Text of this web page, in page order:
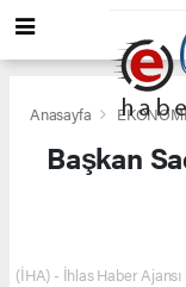
Anasayfa EKONOMİ
Başkan
(İHA) - İhlas Haber